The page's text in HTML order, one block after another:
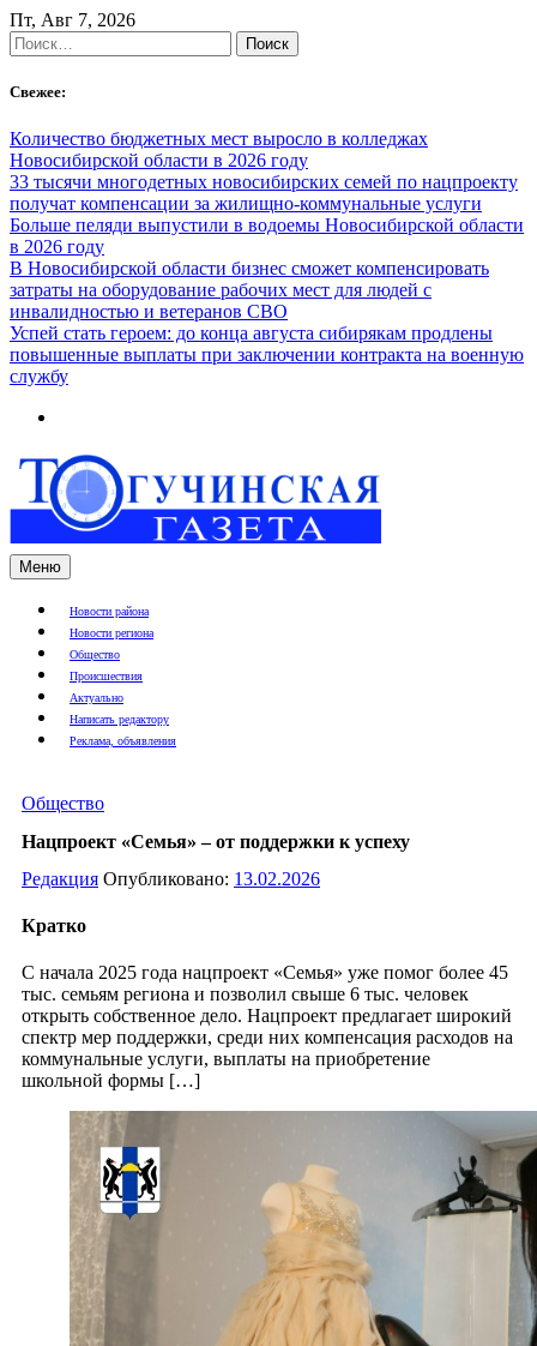
Skip
to
content
Пт, Авг 7, 2026
Найти:
Свежее:
Количество бюджетных мест выросло в колледжах
Новосибирской области в 2026 году
33 тысячи многодетных новосибирских семей по нацпроекту
получат компенсации за жилищно-коммунальные услуги
Больше пеляди выпустили в водоемы Новосибирской области
в 2026 году
В Новосибирской области бизнес сможет компенсировать
затраты на оборудование рабочих мест для людей с
инвалидностью и ветеранов СВО
Успей стать героем: до конца августа сибирякам продлены
повышенные выплаты при заключении контракта на военную
службу
Меню
Новости района
Новости региона
Общество
Происшествия
Актуально
Написать редактору
Реклама, объявления
Общество
Нацпроект «Семья» – от поддержки к успеху
Редакция Опубликовано: 13.02.2026
Кратко
С начала 2025 года нацпроект «Семья» уже помог более 45
тыс. семьям региона и позволил свыше 6 тыс. человек
открыть собственное дело. Нацпроект предлагает широкий
спектр мер поддержки, среди них компенсация расходов на
коммунальные услуги, выплаты на приобретение
школьной формы […]